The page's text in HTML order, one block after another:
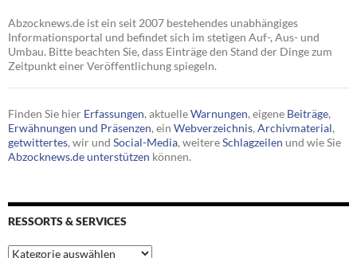
Abzocknews.de ist ein seit 2007 bestehendes unabhängiges
Informationsportal und befindet sich im stetigen Auf-, Aus- und
Umbau. Bitte beachten Sie, dass Einträge den Stand der Dinge zum
Zeitpunkt einer Veröffentlichung spiegeln.
Finden Sie hier Erfassungen, aktuelleWarnungen, eigene Beiträge,
Erwähnungen und Präsenzen, ein Webverzeichnis, Archivmaterial,
getwittertes, wir und Social-Media, weitereSchlagzeilen und wie Sie
Abzocknews.de unterstützen können.
RESSORTS & SERVICES
Ressorts